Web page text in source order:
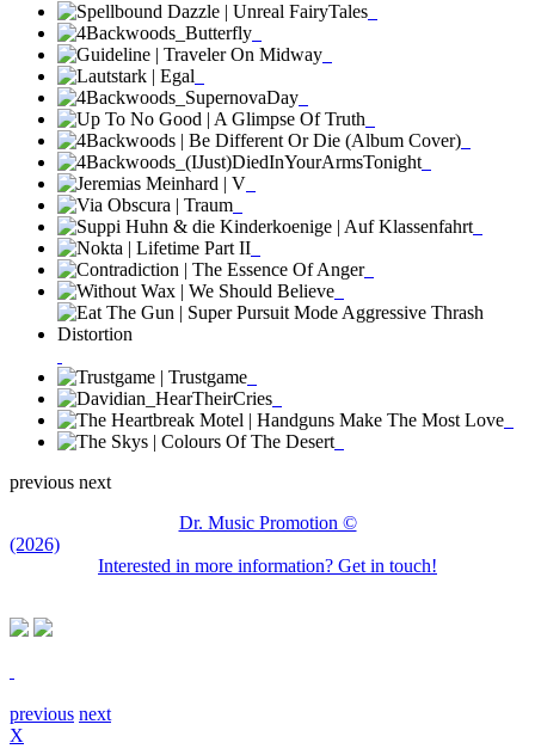
previous next
Dr. Music Promotion ©
(2026)
Interested in more information? Get in touch!
previous next
X